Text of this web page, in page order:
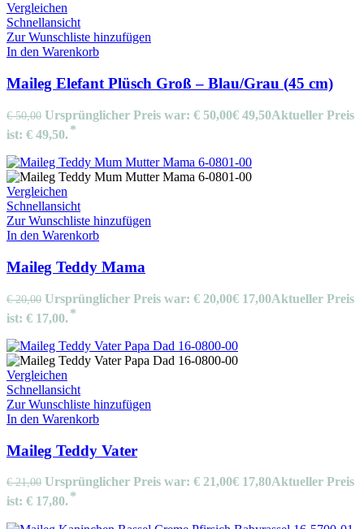
Vergleichen
Schnellansicht
Zur Wunschliste hinzufügen
In den Warenkorb
Maileg Elefant Plüsch Groß – Blau/Grau (45 cm)
€50,00 Ursprünglicher Preis war: € 50,00€ 49,50Aktueller Preis
ist: € 49,50.
Vergleichen
Schnellansicht
Zur Wunschliste hinzufügen
In den Warenkorb
Maileg Teddy Mama
€20,00 Ursprünglicher Preis war: € 20,00€ 17,00Aktueller Preis
ist: € 17,00.
Vergleichen
Schnellansicht
Zur Wunschliste hinzufügen
In den Warenkorb
Maileg Teddy Vater
€21,00 Ursprünglicher Preis war: € 21,00€ 17,80Aktueller Preis
ist: € 17,80.